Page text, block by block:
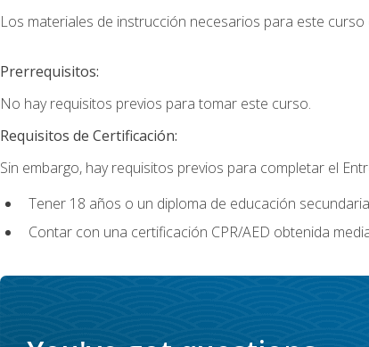
Los materiales de instrucción necesarios para este
Prerrequisitos:
No hay requisitos previos para tomar este curso.
Requisitos de Certificación:
Sin embargo, hay requisitos previos para completar el
Tener 18 años o un diploma de educación
Contar con una certificación CPR/AED obtenida